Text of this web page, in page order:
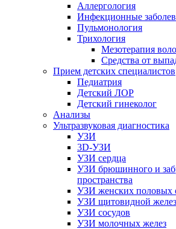
Аллергология
Инфекционные
Пульмонология
Трихология
Мезотерапия
Средства от
Прием детских специалистов
Педиатрия
Детский ЛОР
Детский гинеколог
Анализы
Ультразвуковая диагностика
УЗИ
3D-УЗИ
УЗИ сердца
УЗИ брюшинного и
пространства
УЗИ женских половых
УЗИ щитовидной
УЗИ сосудов
УЗИ молочных желез